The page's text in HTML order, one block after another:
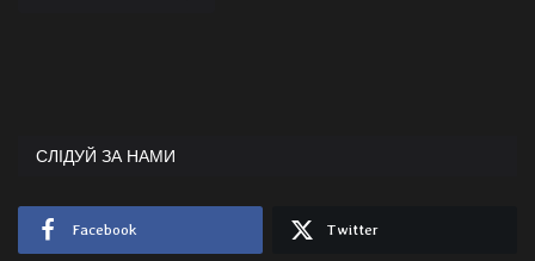
СЛІДУЙ ЗА НАМИ
Facebook Twitter